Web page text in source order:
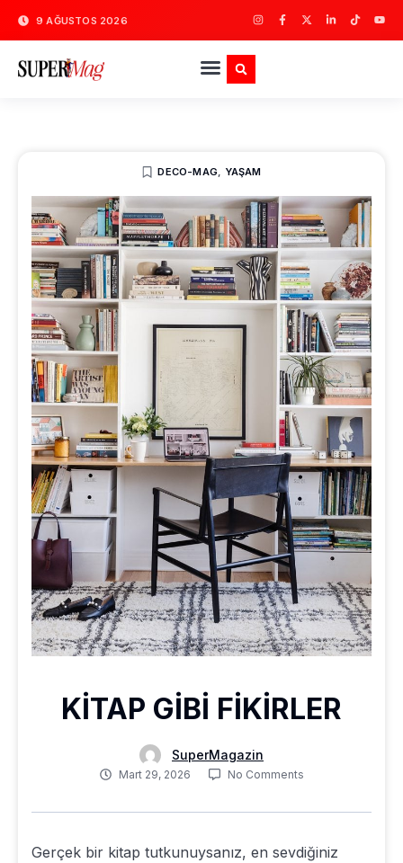
9 AĞUSTOS 2026
DECO-MAG, YAŞAM
KİTAP GİBİ FİKİRLER
SuperMagazin
Mart 29, 2026 No Comments
Gerçek bir kitap tutkunuysanız, en sevdiğiniz